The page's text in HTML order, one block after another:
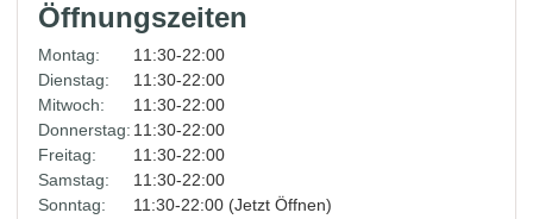
Öffnungszeiten
Montag:
11:30-22:00
Dienstag:
11:30-22:00
Mitwoch:
11:30-22:00
Donnerstag: 11:30-22:00
Freitag:
11:30-22:00
Samstag:
11:30-22:00
Sonntag:
11:30-22:00 (Jetzt Öffnen)